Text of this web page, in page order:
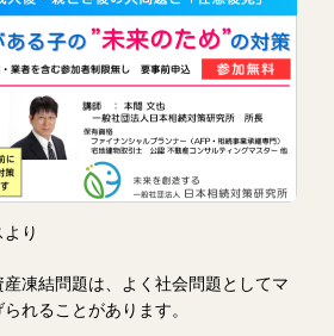
り
凍結問題は、よく社会問題としてマ
れることがあります。